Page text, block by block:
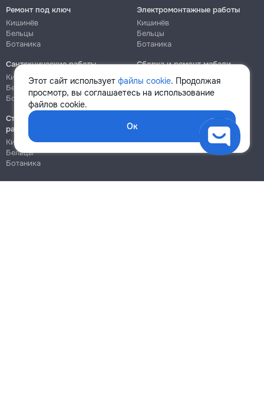
Этот сайт использует файлы cookie. Продолжая
просмотр, вы соглашаетесь на использование
файлов cookie.
Ок
Ремонт под ключ
Кишинёв
Бельцы
Ботаника
Электромонтажные работы
Кишинёв
Бельцы
Ботаника
Сантехнические работы
Кишинёв
Бельцы
Ботаника
Сборка и ремонт мебели
Кишинёв
Ботаника
Строительно-монтажные
работы
Кишинёв
Бельцы
Ботаника